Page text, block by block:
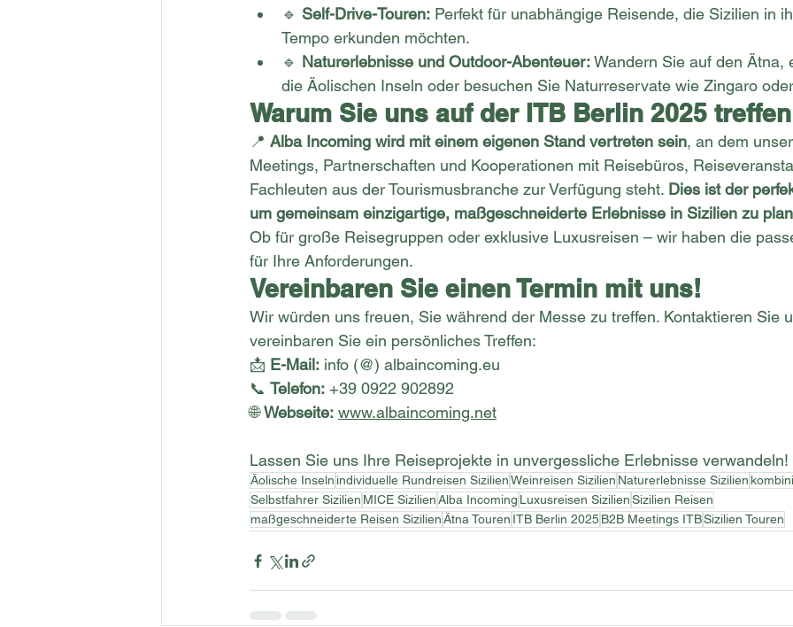
🔹 Self-Drive-Touren: Perfekt für unabhängige Reisende, die Sizilien in
Tempo erkunden möchten.
🔹 Naturerlebnisse und Outdoor-Abenteuer: Wandern Sie auf den Ätna,
die Äolischen Inseln oder besuchen Sie Naturreservate wie Zingaro
Warum Sie uns auf der ITB Berlin 2025
📍 Alba Incoming wird mit einem eigenen Stand vertreten sein, an dem
Meetings, Partnerschaften und Kooperationen mit Reisebüros,
Fachleuten aus der Tourismusbranche zur Verfügung steht. Dies ist der
um gemeinsam einzigartige, maßgeschneiderte Erlebnisse in Sizilien zu
Ob für große Reisegruppen oder exklusive Luxusreisen – wir haben die
für Ihre Anforderungen.
Vereinbaren Sie einen Termin mit uns!
Wir würden uns freuen, Sie während der Messe zu treffen. Kontaktieren Sie
vereinbaren Sie ein persönliches Treffen:
📩 E-Mail: info (@) albaincoming.eu
📞 Telefon: +39 0922 902892
🌐 Webseite: www.albaincoming.net
Lassen Sie uns Ihre Reiseprojekte in unvergessliche Erlebnisse
Äolische Inseln individuelle Rundreisen SizilienWeinreisen Sizilien Naturerlebnisse Sizilien
Selbstfahrer Sizilien MICE SizilienAlba Incoming Luxusreisen SizilienSizilien Reisen
maßgeschneiderte Reisen SizilienÄtna Touren ITB Berlin 2025B2B Meetings ITBSizilien Touren